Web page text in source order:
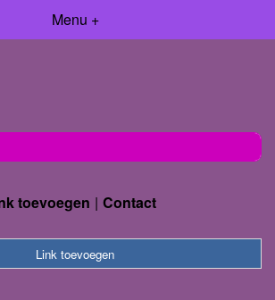
Menu +
toevoegen Contact
Link toevoegen